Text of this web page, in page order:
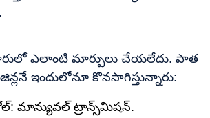
ఎలాంటి మార్పులు చేయలేదు. పాత
ఇందులోనూ కొనసాగిస్తున్నారు:
మాన్యువల్ ట్రాన్స్‌మిషన్.